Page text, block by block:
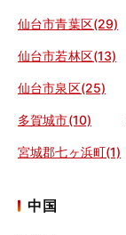
仙台市青葉区(29)
仙台市若林区(13)
仙台市泉区(25)
多賀城市(10)
宮城郡七ヶ浜町(1)
中国